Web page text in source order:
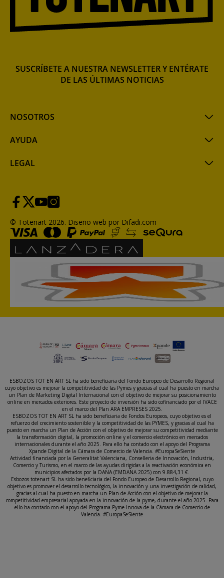
NOSOTROS
AYUDA
LEGAL
SUSCRÍBETE A NUESTRA NEWSLETTER Y ENTÉRATE
DE LAS ÚLTIMAS NOTICIAS
© Totenart 2026. Diseño web por Difadi.com
ESBOZOS TOT EN ART SL ha sido beneficiaria del Fondo Europeo de Desarrollo Regional
cuyo objetivo es mejorar la competitividad de las Pymes y gracias al cual ha puesto en marcha
un Plan de Marketing Digital Internacional con el objetivo de mejorar su posicionamiento
online en mercados exteriores. Este proyecto de inversión ha sido cofinanciado por el IVACE
en el marco del Plan ARA EMPRESES 2025.
ESBOZOS TOT EN ART SL ha sido beneficiaria de Fondos Europeos, cuyo objetivo es el
refuerzo del crecimiento sostenible y la competitividad de las PYMES, y gracias al cual ha
puesto en marcha un Plan de Acción con el objetivo de mejorar su competitividad mediante
la transformación digital, la promoción online y el comercio electrónico en mercados
internacionales durante el año 2025. Para ello ha contado con el apoyo del Programa
Xpande Digital de la Cámara de Comercio de Valencia. #EuropaSeSiente
Actividad financiada por la Generalitat Valenciana, Conselleria de Innovación, Industria,
Comercio y Turismo, en el marco de las ayudas dirigidas a la reactivación económica en
municipios afectados por la DANA (EMDANA 2025) con 9.884,31 €.
Esbozos totenart SL ha sido beneficiaria del Fondo Europeo de Desarrollo Regional, cuyo
objetivo es promover el desarrollo tecnológico, la innovación y una investigación de calidad,
gracias al cual ha puesto en marcha un Plan de Acción con el objetivo de mejorar la
competitividad empresarial apoyada en la innovación de la pyme, durante el año 2025. Para
ello ha contado con el apoyo del Programa Pyme Innova de la Cámara de Comercio de
Valencia. #EuropaSeSiente